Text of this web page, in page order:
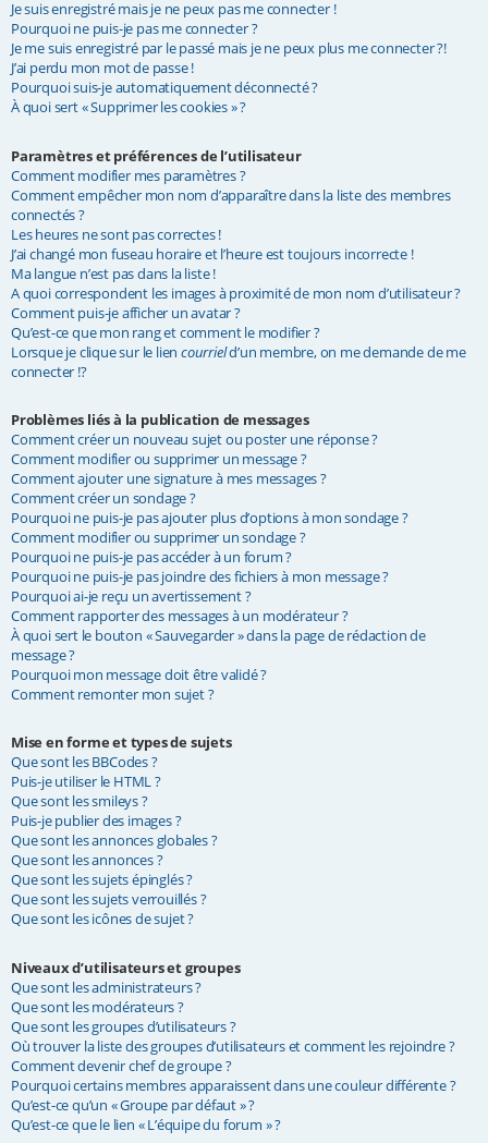
Je suis enregistré mais je ne peux pas me connecter !
Pourquoi ne puis-je pas me connecter ?
Je me suis enregistré par le passé mais je ne peux plus me connecter ?!
J’ai perdu mon mot de passe !
Pourquoi suis-je automatiquement déconnecté ?
À quoi sert « Supprimer les cookies » ?
Paramètres et préférences de l’utilisateur
Comment modifier mes paramètres ?
Comment empêcher mon nom d’apparaître dans la liste des membres
connectés ?
Les heures ne sont pas correctes !
J’ai changé mon fuseau horaire et l’heure est toujours incorrecte !
Ma langue n’est pas dans la liste !
A quoi correspondent les images à proximité de mon nom d’utilisateur ?
Comment puis-je afficher un avatar ?
Qu’est-ce que mon rang et comment le modifier ?
Lorsque je clique sur le lien courrield’un membre, on me demande de me
connecter !?
Problèmes liés à la publication de messages
Comment créer un nouveau sujet ou poster une réponse ?
Comment modifier ou supprimer un message ?
Comment ajouter une signature à mes messages ?
Comment créer un sondage ?
Pourquoi ne puis-je pas ajouter plus d’options à mon sondage ?
Comment modifier ou supprimer un sondage ?
Pourquoi ne puis-je pas accéder à un forum ?
Pourquoi ne puis-je pas joindre des fichiers à mon message ?
Pourquoi ai-je reçu un avertissement ?
Comment rapporter des messages à un modérateur ?
À quoi sert le bouton « Sauvegarder » dans la page de rédaction de
message ?
Pourquoi mon message doit être validé ?
Comment remonter mon sujet ?
Mise en forme et types de sujets
Que sont les BBCodes ?
Puis-je utiliser le HTML ?
Que sont les smileys ?
Puis-je publier des images ?
Que sont les annonces globales ?
Que sont les annonces ?
Que sont les sujets épinglés ?
Que sont les sujets verrouillés ?
Que sont les icônes de sujet ?
Niveaux d’utilisateurs et groupes
Que sont les administrateurs ?
Que sont les modérateurs ?
Que sont les groupes d’utilisateurs ?
Où trouver la liste des groupes d’utilisateurs et comment les rejoindre ?
Comment devenir chef de groupe ?
Pourquoi certains membres apparaissent dans une couleur différente ?
Qu’est-ce qu’un « Groupe par défaut » ?
Qu’est-ce que le lien « L’équipe du forum » ?